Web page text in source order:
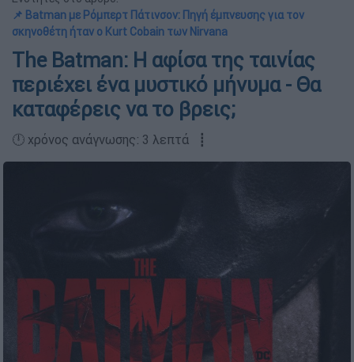
📌 Batman με Ρόμπερτ Πάτινσον: Πηγή έμπνευσης για τον
σκηνοθέτη ήταν ο Kurt Cobain των Nirvana
The Batman: Η αφίσα της ταινίας
περιέχει ένα μυστικό μήνυμα - Θα
καταφέρεις να το βρεις;
🕛 χρόνος ανάγνωσης: 3 λεπτά ┋